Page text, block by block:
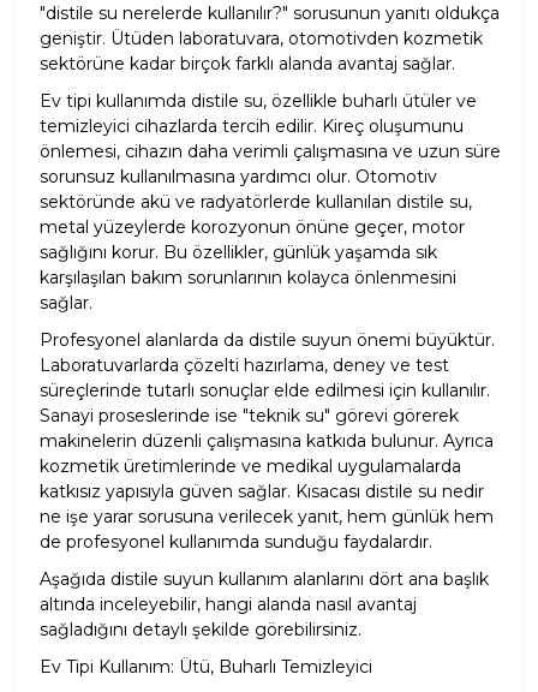
"distile su nerelerde kullanılır?" sorusunun yanıtı oldukça
geniştir. Ütüden laboratuvara, otomotivden kozmetik
sektörüne kadar birçok farklı alanda avantaj sağlar.
Ev tipi kullanımda distile su, özellikle buharlı ütüler ve
temizleyici cihazlarda tercih edilir. Kireç oluşumunu
önlemesi, cihazın daha verimli çalışmasına ve uzun süre
sorunsuz kullanılmasına yardımcı olur. Otomotiv
sektöründe akü ve radyatörlerde kullanılan distile su,
metal yüzeylerde korozyonun önüne geçer, motor
sağlığını korur. Bu özellikler, günlük yaşamda sık
karşılaşılan bakım sorunlarının kolayca önlenmesini
sağlar.
Profesyonel alanlarda da distile suyun önemi büyüktür.
Laboratuvarlarda çözelti hazırlama, deney ve test
süreçlerinde tutarlı sonuçlar elde edilmesi için kullanılır.
Sanayi proseslerinde ise "teknik su" görevi görerek
makinelerin düzenli çalışmasına katkıda bulunur. Ayrıca
kozmetik üretimlerinde ve medikal uygulamalarda
katkısız yapısıyla güven sağlar. Kısacası distile su nedir
ne işe yarar sorusuna verilecek yanıt, hem günlük hem
de profesyonel kullanımda sunduğu faydalardır.
Aşağıda distile suyun kullanım alanlarını dört ana başlık
altında inceleyebilir, hangi alanda nasıl avantaj
sağladığını detaylı şekilde görebilirsiniz.
Ev Tipi Kullanım: Ütü, Buharlı Temizleyici